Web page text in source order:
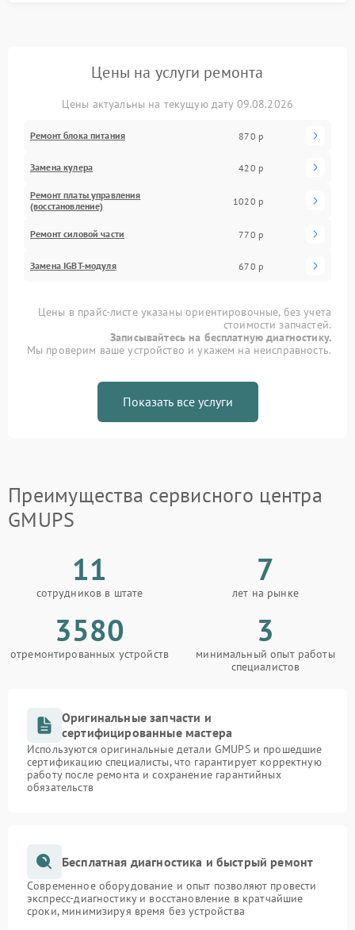
Цены на услуги ремонта
Цены актуальны на текущую дату 09.08.2026
Ремонт блока питания 870 р
Замена кулера 420 р
Ремонт платы управления
(восстановление)
1020 р
Ремонт силовой части 770 р
Замена IGBT-модуля 670 р
Цены в прайс-листе указаны ориентировочные, без учета
стоимости запчастей.
Записывайтесь на бесплатную диагностику.
Мы проверим ваше устройство и укажем на неисправность.
Показать все услуги
Преимущества сервисного центра
GMUPS
11
сотрудников в штате
7
лет на рынке
3580
отремонтированных устройств
3
минимальный опыт работы
специалистов
Оригинальные запчасти и
сертифицированные мастера
Используются оригинальные детали GMUPS и прошедшие
сертификацию специалисты, что гарантирует корректную
работу после ремонта и сохранение гарантийных
обязательств
Бесплатная диагностика и быстрый ремонт
Современное оборудование и опыт позволяют провести
экспресс-диагностику и восстановление в кратчайшие
сроки, минимизируя время без устройства